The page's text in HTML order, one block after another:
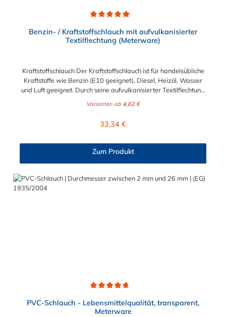
Benzin- / Kraftstoffschlauch mit aufvulkanisierter
Textilflechtung (Meterware)
Kraftstoffschlauch Der Kraftstoffschlauch ist für handelsübliche
Kraftstoffe wie Benzin (E10 geeignet), Diesel, Heizöl, Wasser
und Luft geeignet. Durch seine aufvulkanisierter Textilflechtung
Einwirkungen. Abmessung 5,5 x 10,5 mm: passt für 6 und 7
Anschlussstutzen) Abmessung 7,5 x 12,5 mm: passt für 7 und 8
Anschlussstutzen)Abmessung 9,0 x 15,0 mm: passt für 9 mm
und 12 mm Benzinschlauchanschluss (Außendurchmesser des
Varianten ab 4,62 €
Regulärer Preis:
33,34 €
Zum Produkt
PVC-Schlauch - Lebensmittelqualität, transparent,
Meterware